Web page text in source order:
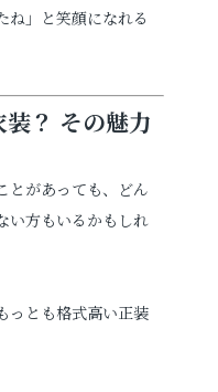
ね」と笑顔になれる
？ その魅力
とがあっても、どん
い方もいるかもしれ
っとも格式高い正装